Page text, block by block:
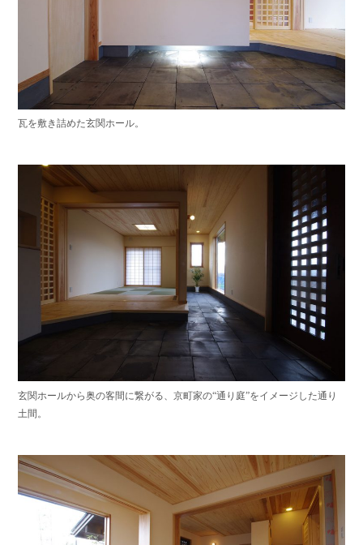
瓦を敷き詰めた玄関ホール。
玄関ホールから奥の客間に繋がる、京町家の“通り庭”をイメージした通り
土間。